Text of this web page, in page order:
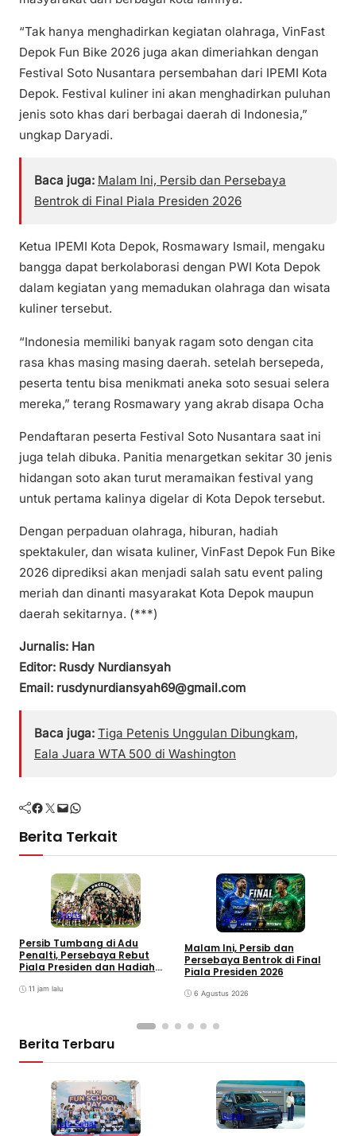
“Tak hanya menghadirkan kegiatan olahraga, VinFast
Depok Fun Bike 2026 juga akan dimeriahkan dengan
Festival Soto Nusantara persembahan dari IPEMI Kota
Depok. Festival kuliner ini akan menghadirkan puluhan
jenis soto khas dari berbagai daerah di Indonesia,”
ungkap Daryadi.
Baca juga: Malam Ini, Persib dan Persebaya
Bentrok di Final Piala Presiden 2026
Ketua IPEMI Kota Depok, Rosmawary Ismail, mengaku
bangga dapat berkolaborasi dengan PWI Kota Depok
dalam kegiatan yang memadukan olahraga dan wisata
kuliner tersebut.
“Indonesia memiliki banyak ragam soto dengan cita
rasa khas masing masing daerah. setelah bersepeda,
peserta tentu bisa menikmati aneka soto sesuai selera
mereka,” terang Rosmawary yang akrab disapa Ocha
Pendaftaran peserta Festival Soto Nusantara saat ini
juga telah dibuka. Panitia menargetkan sekitar 30 jenis
hidangan soto akan turut meramaikan festival yang
untuk pertama kalinya digelar di Kota Depok tersebut.
Dengan perpaduan olahraga, hiburan, hadiah
spektakuler, dan wisata kuliner, VinFast Depok Fun Bike
2026 diprediksi akan menjadi salah satu event paling
meriah dan dinanti masyarakat Kota Depok maupun
daerah sekitarnya. (***)
Jurnalis: Han
Editor: Rusdy Nurdiansyah
Email: rusdynurdiansyah69@gmail.com
Baca juga: Tiga Petenis Unggulan Dibungkam,
Eala Juara WTA 500 di Washington
Facebook Twitter Mail WhatsApp
Berita Terkait
Sports
Persib Tumbang di Adu
Penalti, Persebaya Rebut
Piala Presiden dan Hadiah
11 jam lalu
Sports
Malam Ini, Persib dan
Persebaya Bentrok di Final
Piala Presiden 2026
6 Agustus 2026
Berita Terbaru
Info Sehat
Bisnis